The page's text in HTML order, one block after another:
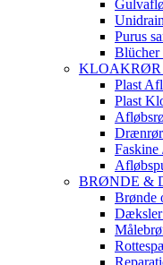
Purus
Blücher
Plast
Plast
Faskine
BRØNDE &
Brønde
Dæksler